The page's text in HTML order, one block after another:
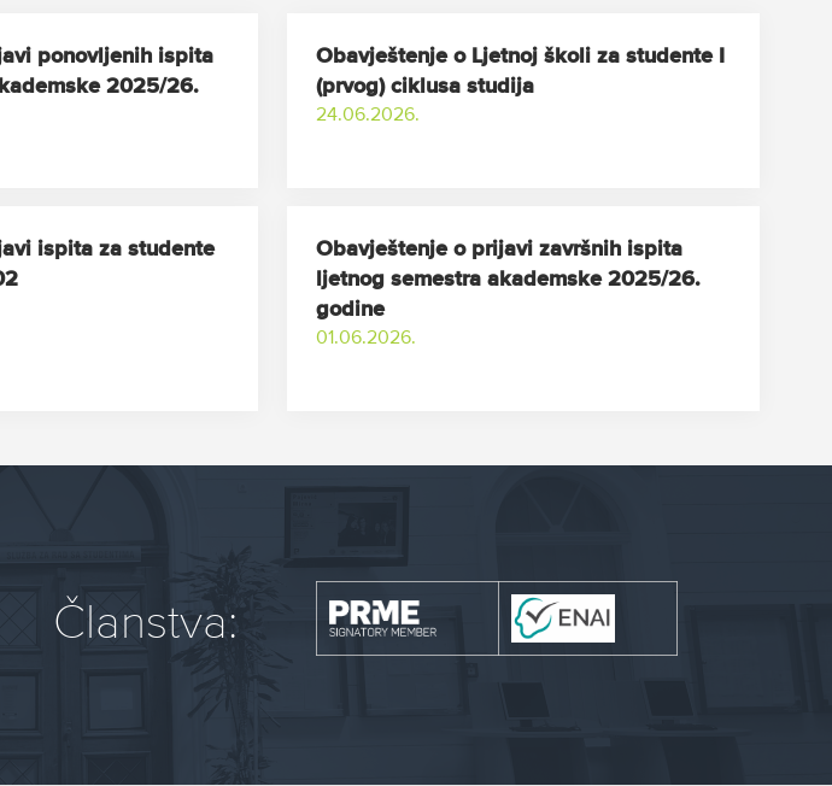
ponovljenih ispita
2025/26.
Obavještenje o Ljetnoj školi za studente I
(prvog) ciklusa studija
24.06.2026.
ispita za studente
Obavještenje o prijavi završnih ispita
ljetnog semestra akademske 2025/26.
godine
01.06.2026.
Članstva: